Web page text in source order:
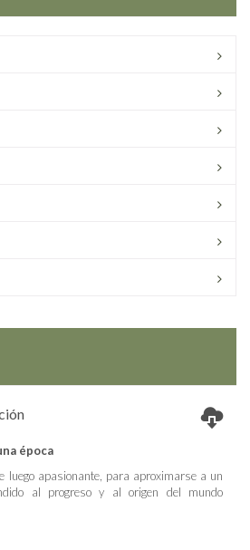
época
luego apasionante, para aproximarse a un
al progreso y al origen del mundo